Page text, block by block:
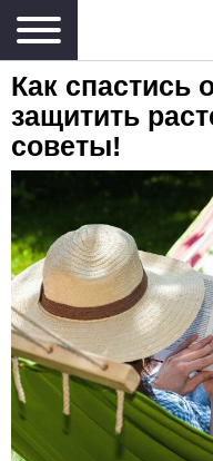
Как спастись
защитить
советы!